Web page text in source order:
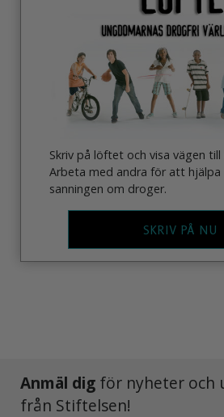
Skriv på löftet och visa vägen
Arbeta med andra för att
sanningen om droger.
SKRIV PÅ NU
Anmäl dig för nyheter och
från Stiftelsen!